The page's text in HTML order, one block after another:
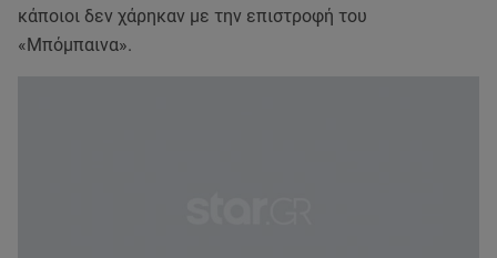
κάποιοι δεν χάρηκαν με την επιστροφή του
«Μπόμπαινα».